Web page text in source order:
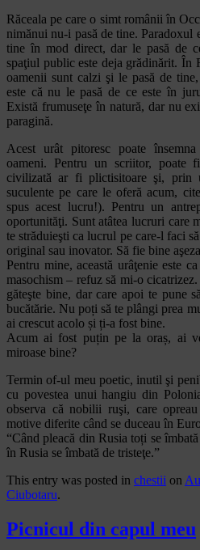
Răceala pe care o simt românii în
nimănui nu-i pasă de tine. Paradoxul
tine în mod direct, dar le pasă de
spaţiul public este deja grădinărit. În
oamenii sunt calzi şi le pasă de
este că nu le pasă de ce este în
Există frumuseţe în natură, dar nu
paragină.
Acest urât pitoresc poate
oameni. Pentru un scriitor, poate
civilizată ar fi plictisitoare şi, prin
suculente pe care le oferă acum,
spus acest lucru!). Pentru un
oportunităţi. Sunt atâtea lucruri care
te străduieşti ca lucrul pe care-l faci
original sau inovator. Să fie bine
Pentru mine, această urâţenie este
masochism – refuz să mi-o
găteşte bine, dar care apoi te pune
bucătărie. Nu poți să te plângi prea
ai crescut acolo și ți-a fost bine.
Acum ai fost puțin pe la oraș, ai
miroase bine?
Termin of-ul meu poetic, inutil şi
cu povestea unui hangiu din
observa că nobilii ruşi, care
motive diferite când se duceau în
“Când pleacă din Rusia toți se
în Rusia se îmbată de tristeţe.”
This entry was posted in chestii on
Ciubotaru.
Picnicul din capul meu